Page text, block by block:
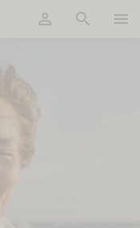
person search menu